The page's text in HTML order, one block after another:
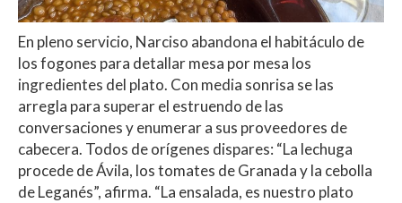
En pleno servicio, Narciso abandona el habitáculo de
los fogones para detallar mesa por mesa los
ingredientes del plato. Con media sonrisa se las
arregla para superar el estruendo de las
conversaciones y enumerar a sus proveedores de
cabecera. Todos de orígenes dispares: “La lechuga
procedede Ávila, los tomates de Granada y la cebolla
de Leganés”, afirma. “La ensalada, es nuestro plato